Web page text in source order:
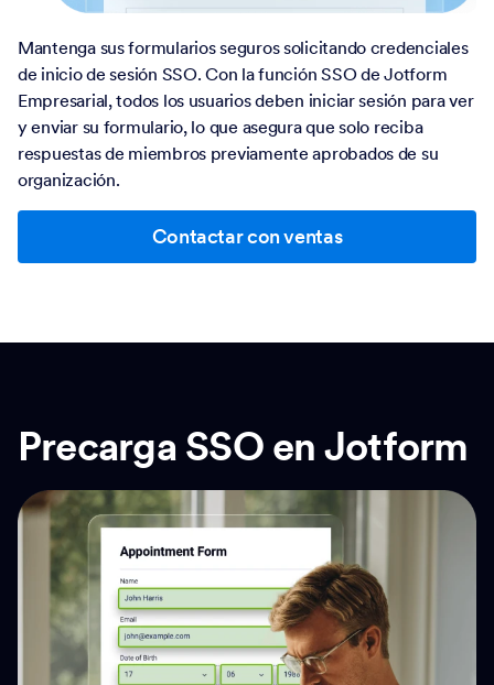
Mantenga sus formularios seguros solicitando credenciales
de inicio de sesión SSO. Con la función SSO de Jotform
Empresarial, todos los usuarios deben iniciar sesión para ver
y enviar su formulario, lo que asegura que solo reciba
respuestas de miembros previamente aprobados de su
organización.
Contactar con ventas
Precarga SSO en Jotform